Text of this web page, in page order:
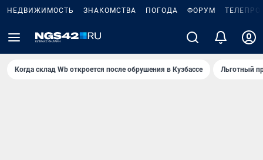
НЕДВИЖИМОСТЬ ЗНАКОМСТВА ПОГОДА ФОРУМ
Когда склад Wb откроется после обрушения в Кузбассе Льготный